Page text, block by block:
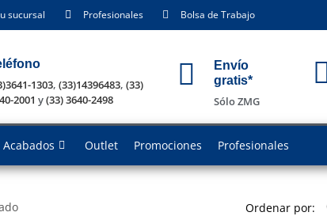
sucursal Profesionales Bolsa de Trabajo
1303, (33)14396483, (33)
2001 y(33) 3640-2498
Envío
gratis*
Sólo ZMG
Acabados Outlet Promociones Profesionales
Ordenar por: